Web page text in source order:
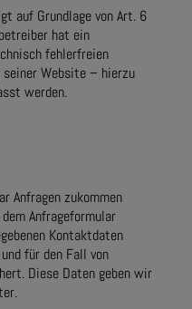
auf Grundlage von Art. 6
hat ein
fehlerfreien
Website – hierzu
werden.
Anfragen zukommen
Anfrageformular
Kontaktdaten
für den Fall von
Diese Daten geben wir